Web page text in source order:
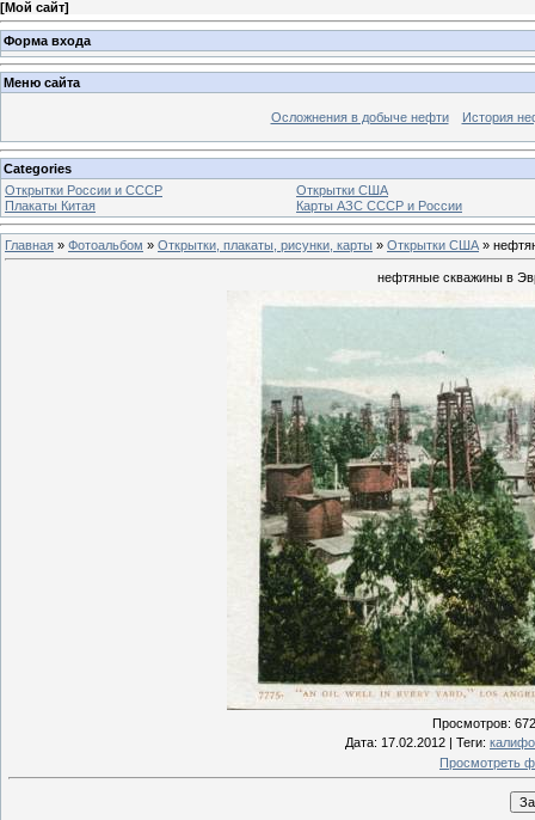
[Мой сайт]
Форма входа
Меню сайта
Осложнения в добыче нефти История
Categories
Открытки России и СССР
Открытки США
Плакаты Китая
Карты АЗС СССР и России
Главная » Фотоальбом » Открытки, плакаты, рисунки, карты » Открытки США »
нефтяные скважины в
Просмотров:
Дата: 17.02.2012 | Теги:
Просмотреть